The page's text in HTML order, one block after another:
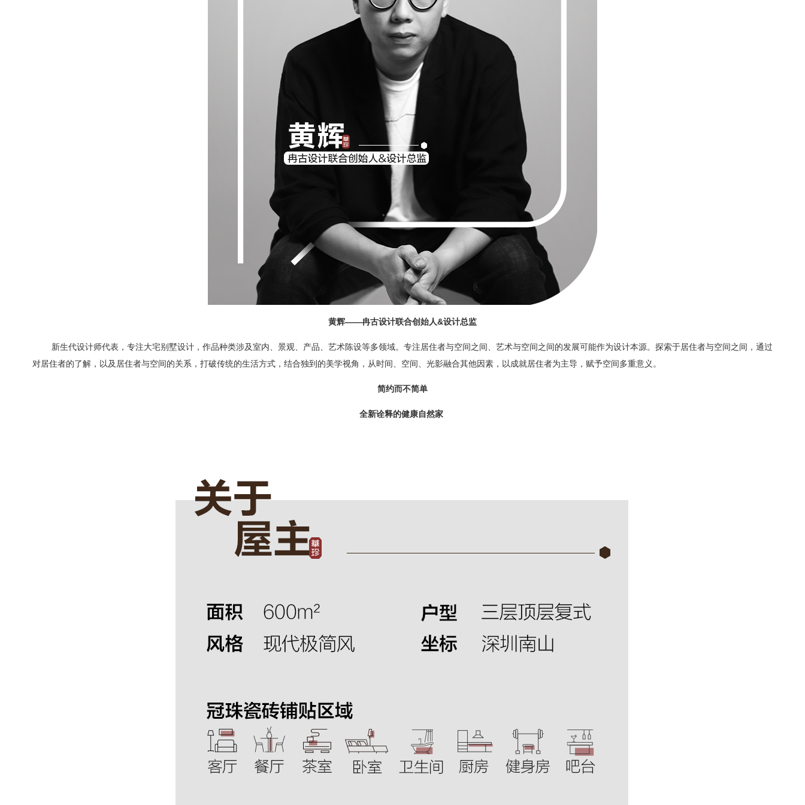
黄辉——冉古设计联合创始人&设计总监
新生代设计师代表，专注大宅别墅设计，作品种类涉及室内、景观、产品、艺术陈设等多领域。专注居住者与空间之间、艺术与空间之间的发展可能作为设计本源。探索于居住者与空间之间，通过
对居住者的了解，以及居住者与空间的关系，打破传统的生活方式，结合独到的美学视角，从时间、空间、光影融合其他因素，以成就居住者为主导，赋予空间多重意义。
简约而不简单
全新诠释的健康自然家